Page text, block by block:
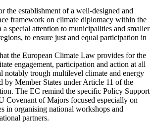
the establishment of a well-designed and
framework on climate diplomacy within the
special attention to municipalities and smaller
to ensure just and equal participation in
the European Climate Law provides for the
engagement, participation and action at all
notably trough multilevel climate and energy
by Member States under Article 11 of the
The EC remind the specific Policy Support
Covenant of Majors focused especially on
in organising national workshops and
partners.